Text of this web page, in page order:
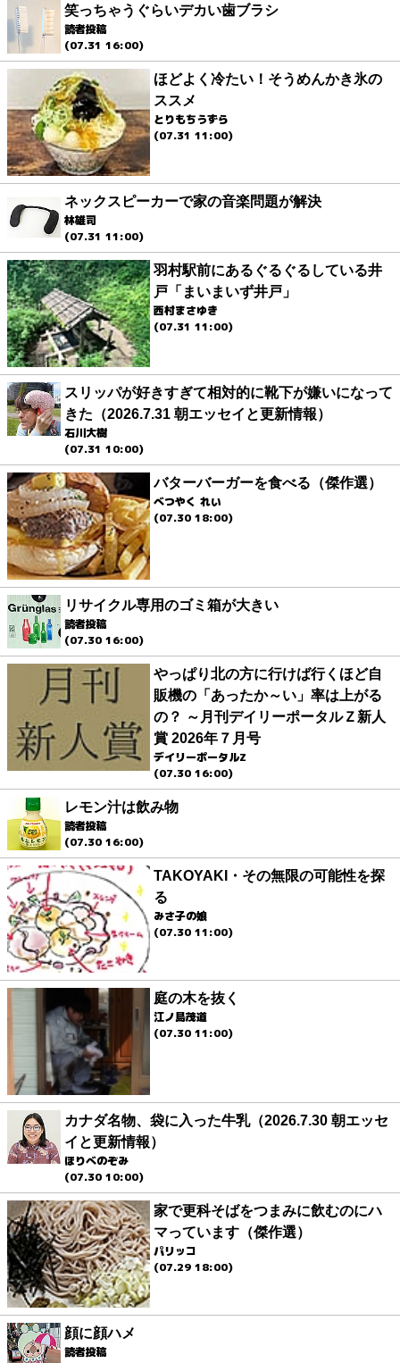
笑っちゃうぐらいデカい歯ブラシ
読者投稿
(07.31 16:00)
ほどよく冷たい！そうめんかき氷の
ススメ
とりもちうずら
(07.31 11:00)
ネックスピーカーで家の音楽問題が解決
林雄司
(07.31 11:00)
羽村駅前にあるぐるぐるしている井
戸「まいまいず井戸」
西村まさゆき
(07.31 11:00)
スリッパが好きすぎて相対的に靴下が嫌いになって
きた（2026.7.31 朝エッセイと更新情報）
石川大樹
(07.31 10:00)
バターバーガーを食べる（傑作選）
べつやく れい
(07.30 18:00)
リサイクル専用のゴミ箱が大きい
読者投稿
(07.30 16:00)
やっぱり北の方に行けば行くほど自
販機の「あったか～い」率は上がる
の？ ～月刊デイリーポータルＺ新人
賞 2026年７月号
デイリーポータルZ
(07.30 16:00)
レモン汁は飲み物
読者投稿
(07.30 16:00)
TAKOYAKI・その無限の可能性を探
る
みさ子の娘
(07.30 11:00)
庭の木を抜く
江ノ島茂道
(07.30 11:00)
カナダ名物、袋に入った牛乳（2026.7.30 朝エッセ
イと更新情報）
ほりべのぞみ
(07.30 10:00)
家で更科そばをつまみに飲むのにハ
マっています（傑作選）
パリッコ
(07.29 18:00)
顔に顔ハメ
読者投稿